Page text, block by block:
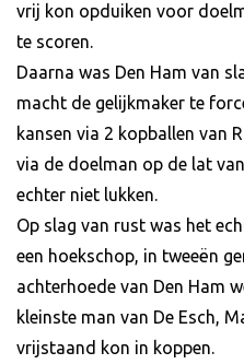
vrij kon opduiken voor
te scoren.
Daarna was Den Ham van
macht de gelijkmaker te
kansen via 2 kopballen van
via de doelman op de lat
echter niet lukken.
Op slag van rust was het
een hoekschop, in tweeën
achterhoede van Den Ham
kleinste man van De Esch,
vrijstaand kon in koppen.